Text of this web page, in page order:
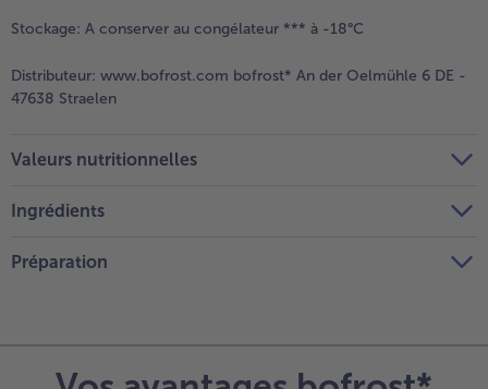
Stockage: A conserver au congélateur *** à -18°C
Distributeur: www.bofrost.com bofrost* An der Oelmühle 6 DE -
47638 Straelen
Valeurs nutritionnelles
Ingrédients
Préparation